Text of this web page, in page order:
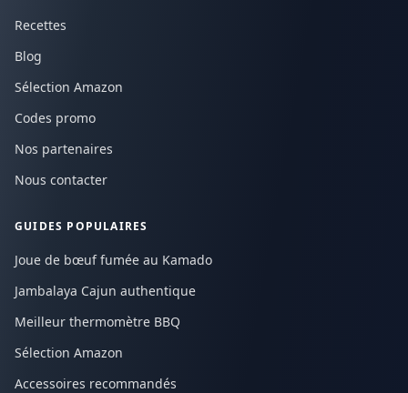
Recettes
Blog
Sélection Amazon
Codes promo
Nos partenaires
Nous contacter
GUIDES POPULAIRES
Joue de bœuf fumée au Kamado
Jambalaya Cajun authentique
Meilleur thermomètre BBQ
Sélection Amazon
Accessoires recommandés